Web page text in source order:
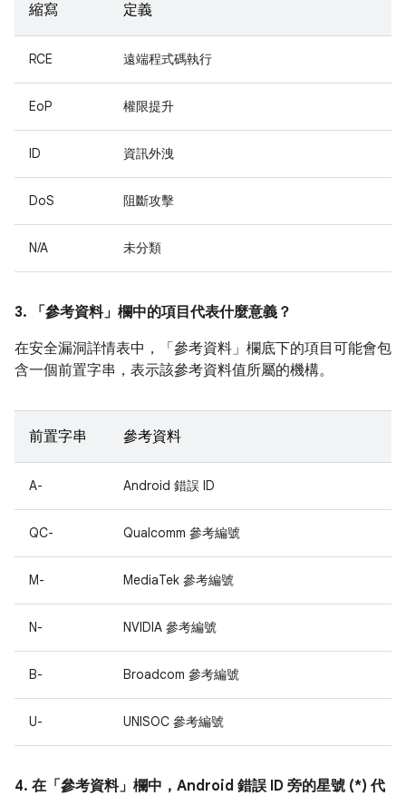
縮寫 定義
RCE 遠端程式碼執行
EoP 權限提升
ID 資訊外洩
DoS 阻斷攻擊
N/A 未分類
3. 「參考資料」 欄中的項目代表什麼意義？
在安全漏洞詳情表中，「參考資料」 欄底下的項目可能會包
含一個前置字串，表示該參考資料值所屬的機構。
前置字串 參考資料
A- Android 錯誤 ID
QC- Qualcomm 參考編號
M- MediaTek 參考編號
N- NVIDIA 參考編號
B- Broadcom 參考編號
U- UNISOC 參考編號
4. 在「參考資料」 欄中，Android 錯誤 ID 旁的星號 (*) 代